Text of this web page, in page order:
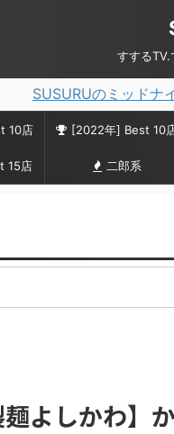
すする
SUSURUのミッドナ
10店 [2022年] Best 10
15店 二郎系
麺よしかわ】